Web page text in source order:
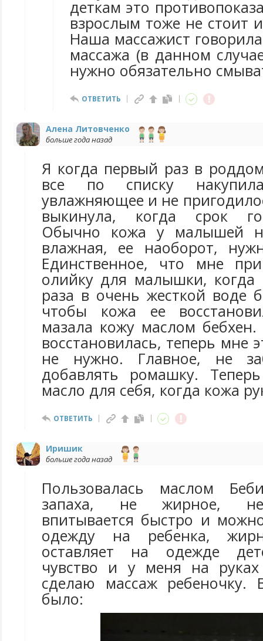
деткам это
взрослым тоже не стоит
Наша массажист
массажа (в данном
нужно обязательно
ОТВЕТИТЬ
Алена Литовченко
больше года назад
Я когда первый раз в
все по списку
увлажняющее и не
выкинула, когда срок
Обычно кожа у малышей
влажная, ее наоборот,
Единственное, что мне
олийку для малышки, когда
раза в очень жесткой воде
чтобы кожа ее
мазала кожу маслом
восстановилась, теперь мне
не нужно. Главное, не
добавлять ромашку.
масло для себя, когда кожа
ОТВЕТИТЬ
Иришик
больше года назад
Пользовалась маслом
запаха, не жирное, не
впитывается быстро и
одежду на ребенка,
оставляет на одежде
чувство и у меня на руках
сделаю массаж ребеночку.
было: